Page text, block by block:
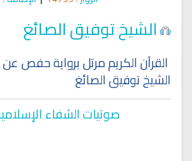
الشيخ توفيق الصائغ
القرآن الكريم مرتل برواية حفص
الشيخ توفيق الصائغ
صوتيات الشفاء